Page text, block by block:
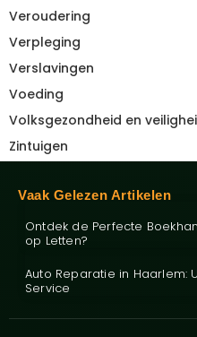
Veroudering
Verpleging
Verslavingen
Voeding
Volksgezondheid en
Zintuigen
Vaak Gelezen Artikelen
Ontdek de Perfecte
op Letten?
Auto Reparatie in Haarlem:
Service